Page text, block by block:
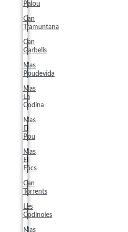
Palou
Can
Tramuntana
Can
Garbells
Mas
Poudevida
Mas
La
Codina
Mas
El
Pou
Mas
El
Fócs
Can
Torrents
Les
Codinoies
Mas